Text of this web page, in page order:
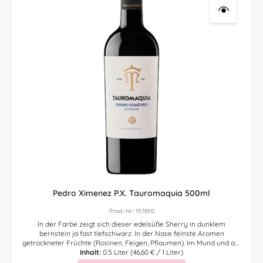
Pedro Ximenez P.X. Tauromaquia 500ml
Prod.-Nr.: 157850
In der Farbe zeigt sich dieser edelsüße Sherry in dunklem
bernstein ja fast tiefschwarz. In der Nase feinste Aromen
getrockneter Früchte (Rosinen, Feigen, Pflaumen). Im Mund und am
Gaumen sehr dichtig und geschmeidig mit Noten von Schokolade,
Inhalt: 0.5 Liter (46,60 € / 1 Liter)